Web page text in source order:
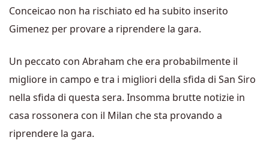
Conceicao non ha rischiato ed ha subito inserito
Gimenez per provare a riprendere la gara.
Un peccato con Abraham che era probabilmente il
migliore in campo e tra i migliori della sfida di San Siro
nella sfida di questa sera. Insomma brutte notizie in
casa rossonera con il Milan che sta provando a
riprendere la gara.